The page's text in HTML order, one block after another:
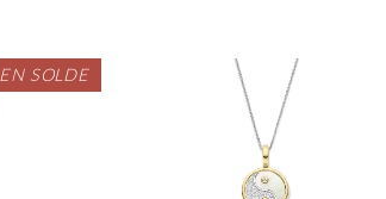
EN SOLDE